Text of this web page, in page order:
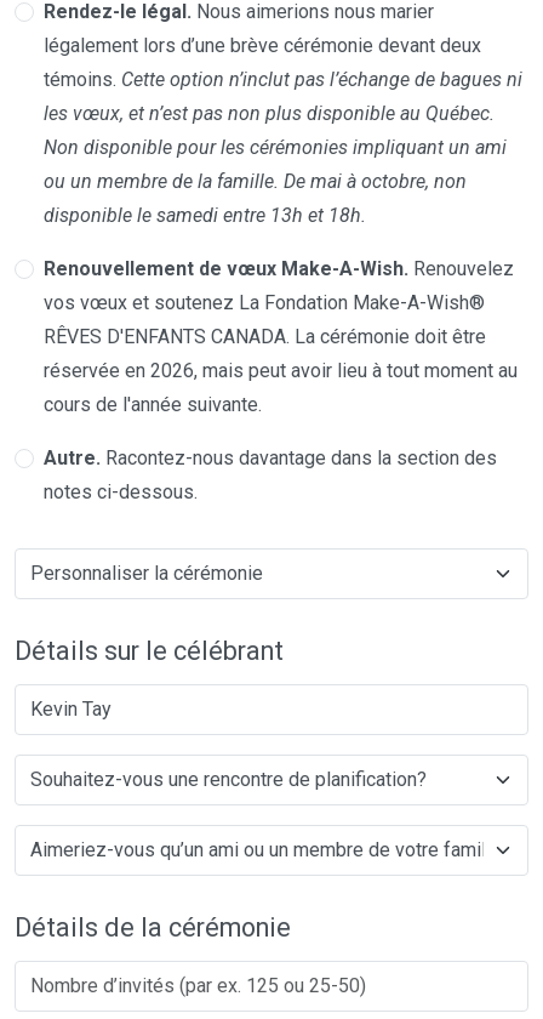
Rendez-le légal. Nous aimerions nous marier
légalement lors d’une brève cérémonie devant deux
témoins. Cette option n’inclut pas l’échange de bagues ni
les vœux, et n’est pas non plus disponible au Québec.
Non disponible pour les cérémonies impliquant un ami
ou un membre de la famille. De mai à octobre, non
disponible le samedi entre 13h et 18h.
Renouvellement de vœux Make-A-Wish. Renouvelez
vos vœux et soutenez La Fondation Make-A-Wish®
RÊVES D'ENFANTS CANADA. La cérémonie doit être
réservée en 2026, mais peut avoir lieu à tout moment au
cours de l'année suivante.
Autre. Racontez-nous davantage dans la section des
notes ci-dessous.
Détails sur le célébrant
Kevin Tay
Détails de la cérémonie